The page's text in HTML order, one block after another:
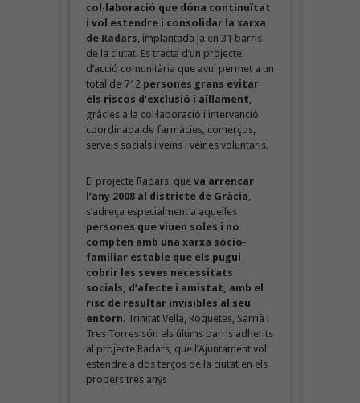
col·laboració que dóna continuïtat
i vol estendre i consolidar la xarxa
de Radars , implantada ja en 31 barris
de la ciutat. Es tracta d’un projecte
d’acció comunitària que avui permet a un
total de 712 persones grans evitar
els riscos d’exclusió i aïllament
gràcies a la col·laboració i intervenció
coordinada de farmàcies, comerços,
serveis socials i veïns i veïnes voluntaris.
El projecte Radars, que va arrencar
l’any 2008 al districte de Gràcia
s’adreça especialment a aquelles
persones que viuen soles i no
compten amb una xarxa sòcio-
familiar estable que els pugui
cobrir les seves necessitats
socials, d’afecte i amistat, amb el
risc de resultar invisibles al seu
entorn. Trinitat Vella, Roquetes, Sarrià i
Tres Torres són els últims barris adherits
al projecte Radars, que l’Ajuntament vol
estendre a dos terços de la ciutat en els
propers tres anys